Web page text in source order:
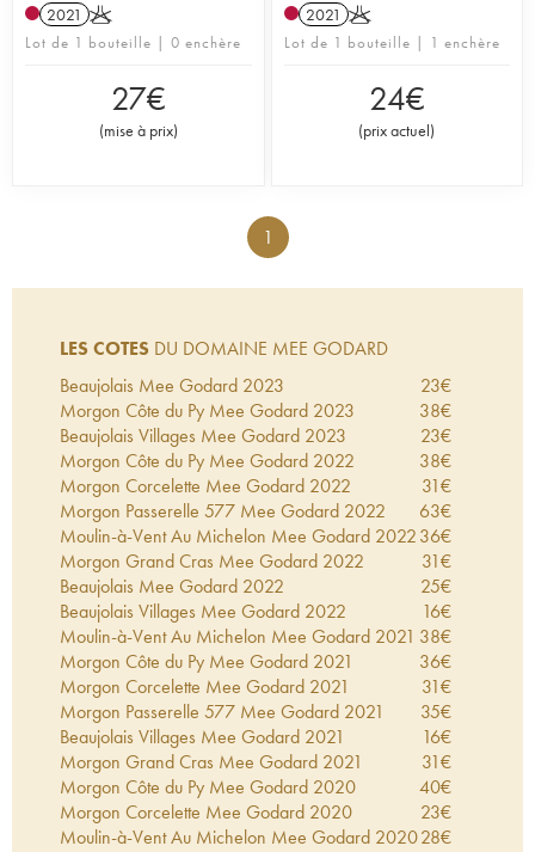
2021 K
Lot de 1 bouteille | 0 enchère
27€
(mise à prix)
2021 K
Lot de 1 bouteille | 1 enchère
24€
(prix actuel)
1
LES COTES DU DOMAINE MEE GODARD
Beaujolais Mee Godard 2023 23€
Morgon Côte du Py Mee Godard 2023 38€
Beaujolais Villages Mee Godard 2023 23€
Morgon Côte du Py Mee Godard 2022 38€
Morgon Corcelette Mee Godard 2022 31€
Morgon Passerelle 577 Mee Godard 2022 63€
Moulin-à-Vent Au Michelon Mee Godard 202236€
Morgon Grand Cras Mee Godard 2022 31€
Beaujolais Mee Godard 2022 25€
Beaujolais Villages Mee Godard 2022 16€
Moulin-à-Vent Au Michelon Mee Godard 2021 38€
Morgon Côte du Py Mee Godard 2021 36€
Morgon Corcelette Mee Godard 2021 31€
Morgon Passerelle 577 Mee Godard 2021 35€
Beaujolais Villages Mee Godard 2021 16€
Morgon Grand Cras Mee Godard 2021 31€
Morgon Côte du Py Mee Godard 2020 40€
Morgon Corcelette Mee Godard 2020 23€
Moulin-à-Vent Au Michelon Mee Godard 202028€